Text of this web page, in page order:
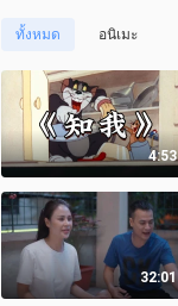
ทั้งหมด อนิเมะ
4:53
32:01